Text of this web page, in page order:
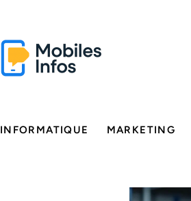
INFORMATIQUE MARKETING